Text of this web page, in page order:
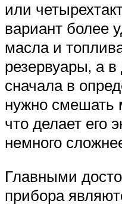
или
вариант более
масла и
резервуары, а в
сначала в
нужно смешать
что делает его
немного
Главными
прибора